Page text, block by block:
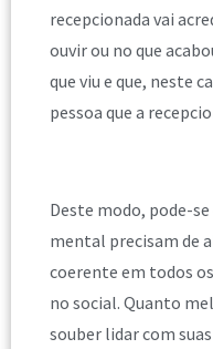
recepcionada vai
ouvir ou no que
que viu e que, neste
pessoa que a
Deste modo, pode-
mental precisam de
coerente em todos
no social. Quanto
souber lidar com